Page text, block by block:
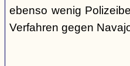
ebenso wenig
Verfahren gegen